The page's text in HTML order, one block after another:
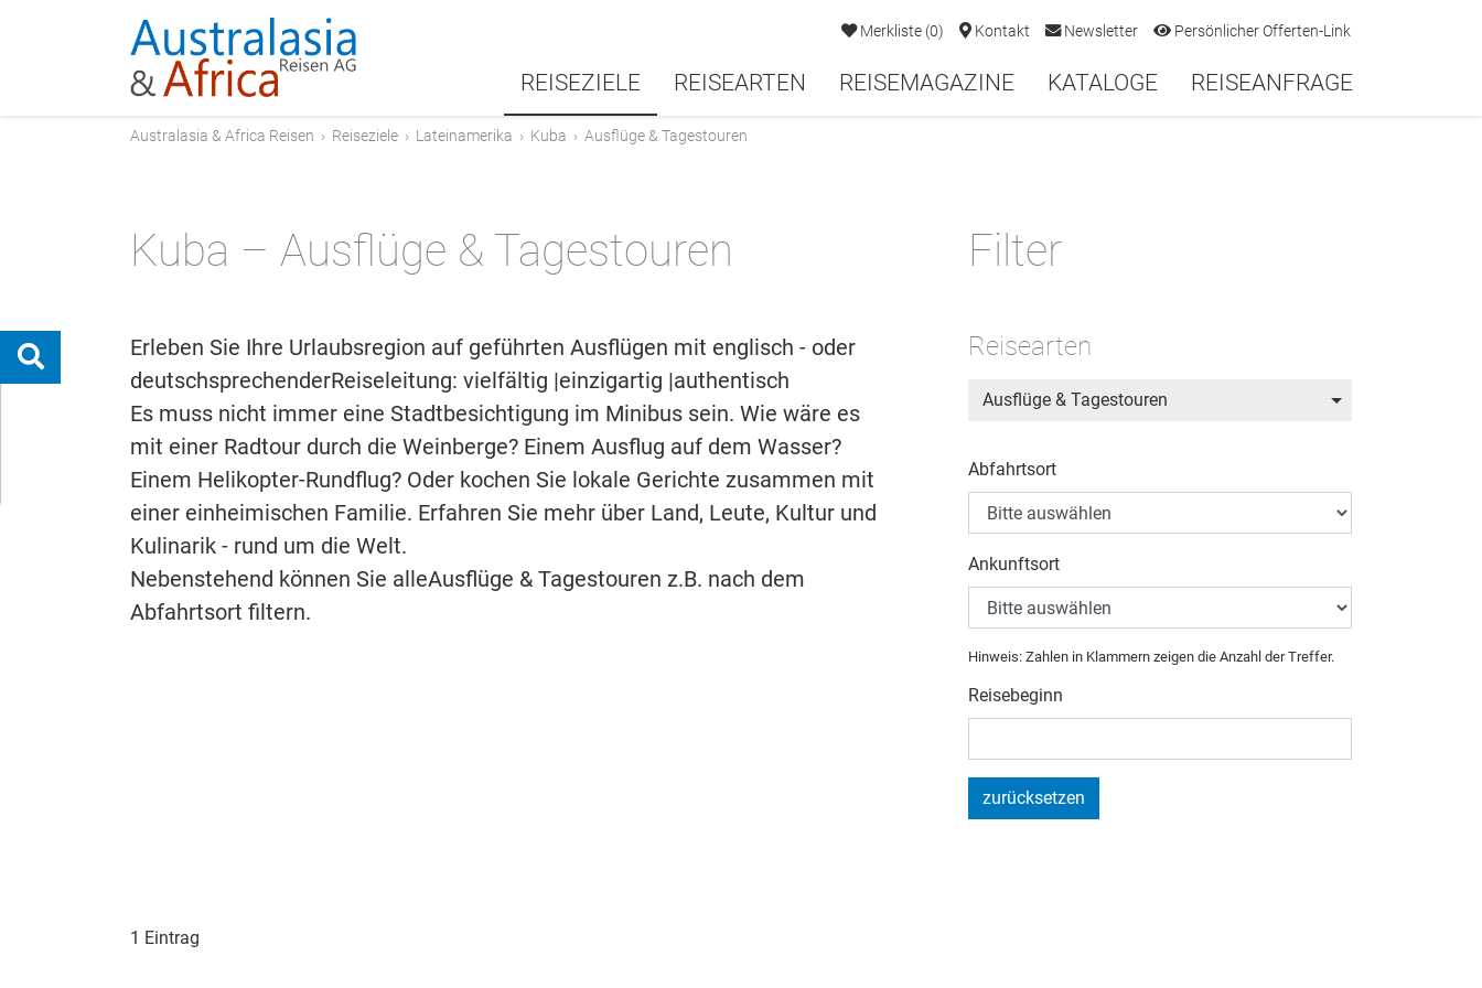
Merkliste (0) Kontakt Newsletter Persönlicher Offerten-Link
REISEZIELE REISEARTEN REISEMAGAZINE KATALOGE REISEANFRAGE
Australasia & Africa Reisen › Reiseziele › Lateinamerika › Kuba › Ausflüge & Tagestouren
Kuba – Ausflüge & Tagestouren
Erleben Sie Ihre Urlaubsregion auf geführten Ausflügen mit englisch - oder
deutschsprechenderReiseleitung: vielfältig |einzigartig |authentisch
Es muss nicht immer eine Stadtbesichtigung im Minibus sein. Wie wäre es
mit einer Radtour durch die Weinberge? Einem Ausflug auf dem Wasser?
Einem Helikopter-Rundflug? Oder kochen Sie lokale Gerichte zusammen mit
einer einheimischen Familie. Erfahren Sie mehr über Land, Leute, Kultur und
Kulinarik - rund um die Welt.
Nebenstehend können Sie alleAusflüge & Tagestouren z.B. nach dem
Abfahrtsort filtern.
Filter
Reisearten
Ausflüge & Tagestouren
Abfahrtsort
Ankunftsort
Hinweis: Zahlen in Klammern zeigen die Anzahl der Treffer.
Reisebeginn
zurücksetzen
1 Eintrag